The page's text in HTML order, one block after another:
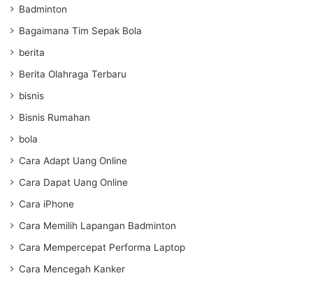
Badminton
Bagaimana Tim Sepak Bola
berita
Berita Olahraga Terbaru
bisnis
Bisnis Rumahan
bola
Cara Adapt Uang Online
Cara Dapat Uang Online
Cara iPhone
Cara Memilih Lapangan Badminton
Cara Mempercepat Performa Laptop
Cara Mencegah Kanker